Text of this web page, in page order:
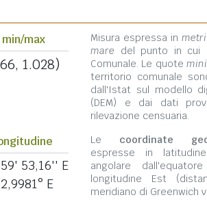
min/max
1.028)
Misura espressa in
mare del punto in cui
Comunale. Le quote
territorio comunale
dall'Istat sul modello
(DEM) e dai dati
rilevazione censuaria.
53,16'' E
E
Le coordinate
espresse in
angolare
longitudine Est
meridiano di Greenwich